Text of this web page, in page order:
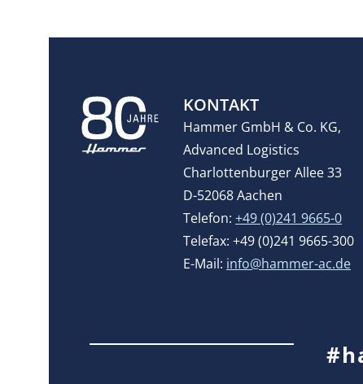
KONTAKT
Hammer GmbH & Co. KG,
Advanced Logistics
Charlottenburger Allee 33
D-52068 Aachen
Telefon:+49 (0)241 9665-0
Telefax: +49 (0)241 9665-300
E-Mail: info@hammer-ac.de